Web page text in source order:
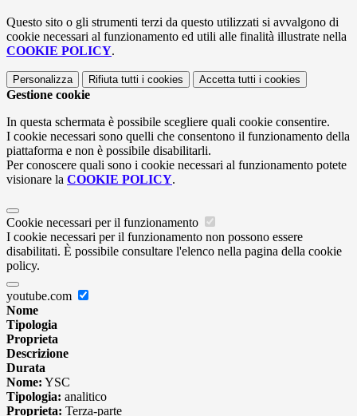
Questo sito o gli strumenti terzi da questo utilizzati si avvalgono di
cookie necessari al funzionamento ed utili alle finalità illustrate nella
COOKIE POLICY.
Personalizza Rifiuta tutti i cookies Accetta tutti i cookies
Gestione cookie
In questa schermata è possibile scegliere quali cookie consentire.
I cookie necessari sono quelli che consentono il funzionamento della
piattaforma e non è possibile disabilitarli.
Per conoscere quali sono i cookie necessari al funzionamento potete
visionare la COOKIE POLICY.
Cookie necessari per il funzionamento
I cookie necessari per il funzionamento non possono essere
disabilitati. È possibile consultare l'elenco nella pagina della cookie
policy.
youtube.com
Nome
Tipologia
Proprieta
Descrizione
Durata
Nome: YSC
Tipologia: analitico
Proprieta: Terza-parte